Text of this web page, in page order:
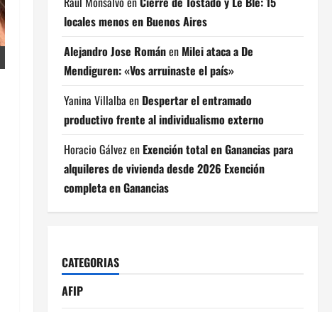
locales menos en Buenos Aires
Alejandro Jose Románen Milei ataca a De
Mendiguren: «Vos arruinaste el país»
Yanina Villalba en Despertar el entramado
productivo frente al individualismo externo
Horacio Gálvezen Exención total en Ganancias para
alquileres de vivienda desde 2026 Exención
completa en Ganancias
CATEGORIAS
AFIP